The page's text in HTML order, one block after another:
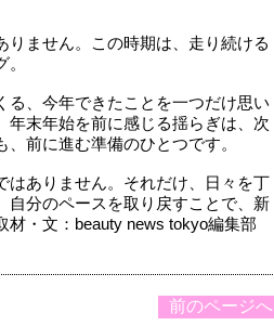
ません。この時期は、走り続ける
、今年できたことを一つだけ思い
年末年始を前に感じる揺らぎは、次
前に進む準備のひとつです。
はありません。それだけ、日々を丁
自分のペースを取り戻すことで、新
材・文：beauty news tokyo編集部
前のページへ